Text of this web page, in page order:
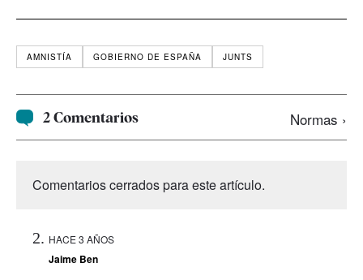
AMNISTÍA GOBIERNO DE ESPAÑA JUNTS
2 Comentarios Normas ›
Comentarios cerrados para este artículo.
HACE 3 AÑOS
Jaime Ben